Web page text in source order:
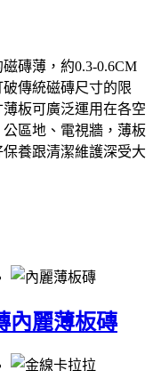
磚薄，約0.3-0.6CM
傳統磁磚尺寸的限
板可廣泛運用在各空
區地、電視牆，薄板
養跟清潔維護深受大
內麗薄板磚